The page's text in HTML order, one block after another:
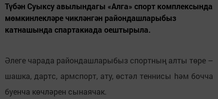
Түбән Суыксу авылындагы «Алга» спорт комплексында
мөмкинлекләре чикләнгән райондашларыбыз
катнашында спартакиада оештырыла.
Әлеге чарада райондашларыбыз спортның алты төре –
шашка, дартс, армспорт, ату, өстәл теннисы hәм бочча
буенча көчләрен сынаячак.